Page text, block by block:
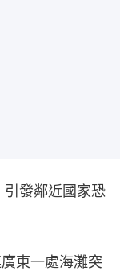
引發鄰近國家恐
東一處海灘突